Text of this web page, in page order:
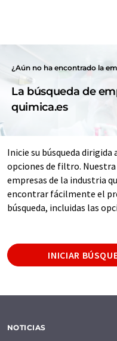
¿Aún no ha encontrado la
La búsqueda de
quimica.es
Inicie su búsqueda
opciones de filtro. Nuestra
empresas de la industria
encontrar fácilmente el
búsqueda, incluidas las
INICIAR
NOTICIAS